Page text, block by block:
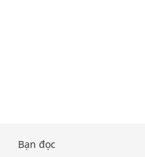
Bạn đọc